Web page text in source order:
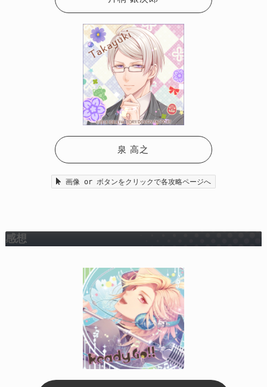
泉 高之
画像 or ボタンをクリックで各攻略ページへ
感想